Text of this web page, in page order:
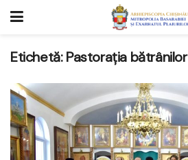
Etichetă:Pastorația bătrânilor